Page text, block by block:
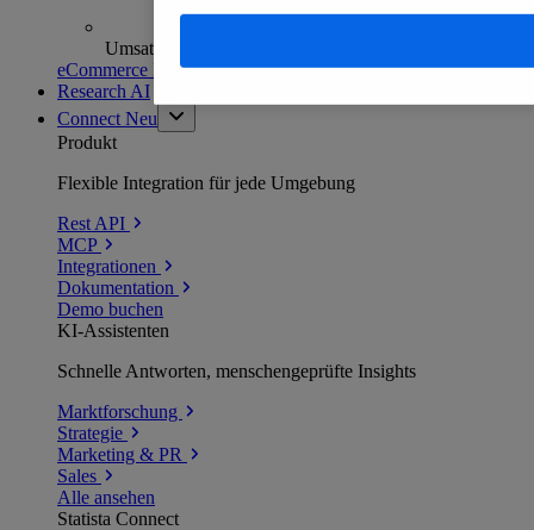
Umsatzanalysen und -prognosen
eCommerce Insights entdecken
Research AI
Connect Neu
Produkt
Flexible Integration für jede Umgebung
Rest API
MCP
Integrationen
Dokumentation
Demo buchen
KI-Assistenten
Schnelle Antworten, menschengeprüfte Insights
Marktforschung
Strategie
Marketing & PR
Sales
Alle ansehen
Statista Connect